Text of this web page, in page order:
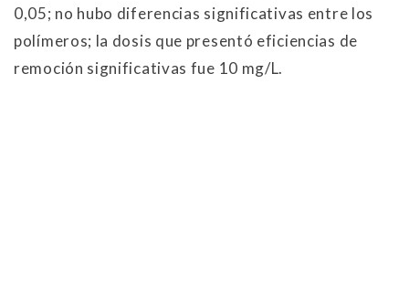
0,05; no hubo diferencias significativas entre los
polímeros; la dosis que presentó eficiencias de
remoción significativas fue 10 mg/L.